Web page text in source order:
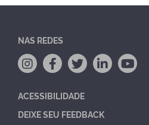
NAS REDES
ACESSIBILIDADE
DEIXE SEU FEEDBACK